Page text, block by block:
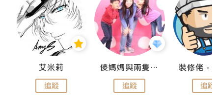
艾米莉
追蹤
儍媽媽與兩隻小魔怪之家
追蹤 追蹤